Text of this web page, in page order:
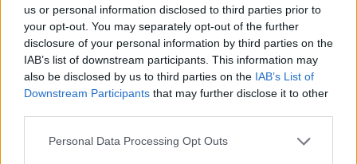
us or personal information disclosed to third parties prior to
your opt-out. You may separately opt-out of the further
disclosure of your personal information by third parties on the
IAB’s list of downstream participants. This information may
also be disclosed by us to third parties on the IAB’s List of
Downstream Participants that may further disclose it to other
Personal Data Processing Opt Outs
8 de agosto de 2026